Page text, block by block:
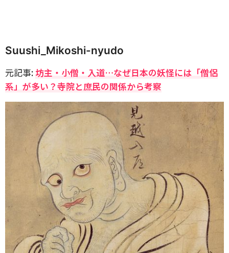
Suushi_Mikoshi-nyudo
元記事:坊主・小僧・入道…なぜ日本の妖怪には「僧侶
系」が多い？寺院と庶民の関係から考察